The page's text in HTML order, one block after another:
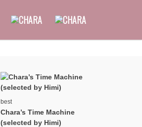
best
Chara’s Time Machine
(selected by Himi)